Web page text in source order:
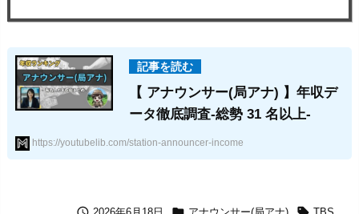
【 アナウンサー(局アナ) 】年収デ
ータ徹底調査-総勢 31 名以上-
https://youtubelib.com/station-announcer-income